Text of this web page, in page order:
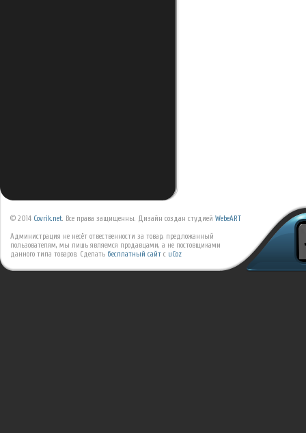
© 2014 Covrik.net. Все права защищенны. Дизайн создан студией WebeART
Администрация не несёт отвественности за товар, предложанный
пользователям, мы лишь являемся продавцами, а не постовщиками
данного типа товаров. Сделать бесплатный сайт с uCoz